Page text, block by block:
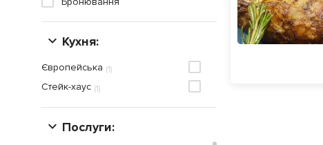
Кухня:
(1)
Європейська
(1)
Стейк-хаус
Послуги: